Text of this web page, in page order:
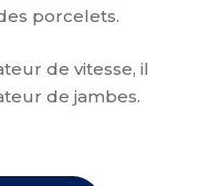
porcelets.
de vitesse, il
de jambes.